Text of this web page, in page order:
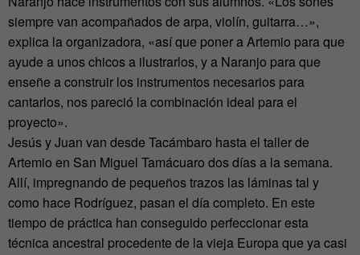
siempre van acompañados de arpa, violín, guitarra…»,
explica la organizadora, «así que poner a Artemio para que
ayude a unos chicos a ilustrarlos, y a Naranjo para que
enseñe a construir los instrumentos necesarios para
cantarlos, nos pareció la combinación ideal para el
proyecto».
Jesús y Juan van desde Tacámbaro hasta el taller de
Artemio en San Miguel Tamácuaro dos días a la semana.
Allí, impregnando de pequeños trazos las láminas tal y
como hace Rodríguez, pasan el día completo. En este
tiempo de práctica han conseguido perfeccionar esta
técnica ancestral procedente de la vieja Europa que ya casi